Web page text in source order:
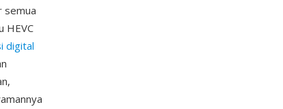
semua
HEVC
digital